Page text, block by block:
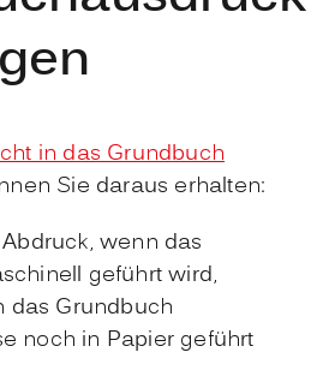
in das Grundbuch
Sie daraus erhalten:
wenn das
geführt wird,
das Grundbuch
noch in Papier geführt